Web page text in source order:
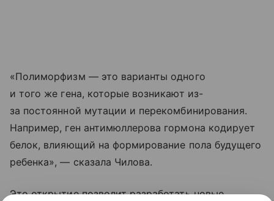
«Полиморфизм — это варианты одного
и того же гена, которые возникают из-
за постоянной мутации и перекомбинирования.
Например, ген антимюллерова гормона кодирует
белок, влияющий на формирование пола будущего
ребенка», — сказала Чилова.
Это открытие позволит разработать новые